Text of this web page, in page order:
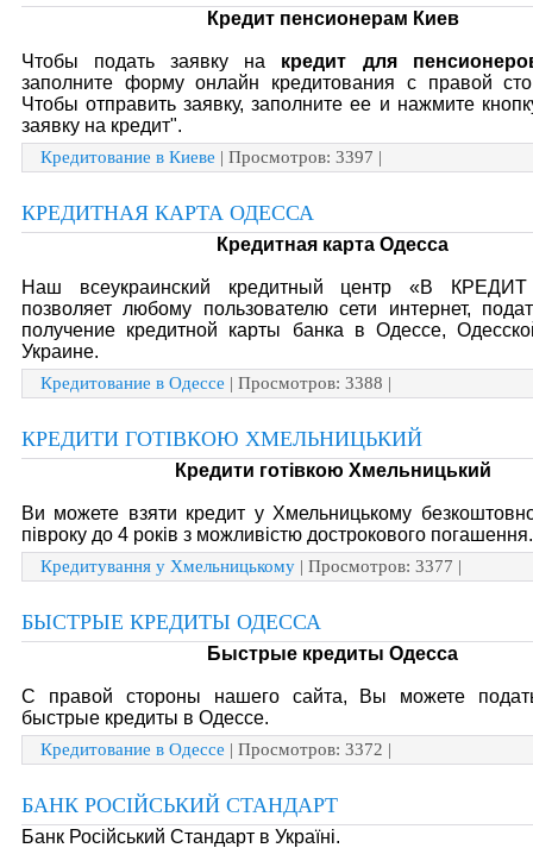
Кредит пенсионерам Киев
Чтобы подать заявку на кредит для
заполните форму онлайн кредитования с правой
Чтобы отправить заявку, заполните ее и нажмите
заявку на кредит".
Кредитование в Киеве | Просмотров: 3397 |
КРЕДИТНАЯ КАРТА ОДЕССА
Кредитная карта Одесса
Наш всеукраинский кредитный центр «В
позволяет любому пользователю сети интернет,
получение кредитной карты банка в Одессе,
Украине.
Кредитование в Одессе | Просмотров: 3388 |
КРЕДИТИ ГОТІВКОЮ ХМЕЛЬНИЦЬКИЙ
Кредити готівкою Хмельницький
Ви можете взяти кредит у Хмельницькому
півроку до 4 років з можливістю дострокового погашення.
Кредитування у Хмельницькому | Просмотров: 3377 |
БЫСТРЫЕ КРЕДИТЫ ОДЕССА
Быстрые кредиты Одесса
С правой стороны нашего сайта, Вы можете
быстрые кредиты в Одессе.
Кредитование в Одессе | Просмотров: 3372 |
БАНК РОСІЙСЬКИЙ СТАНДАРТ
Банк Російський Стандарт в Україні.